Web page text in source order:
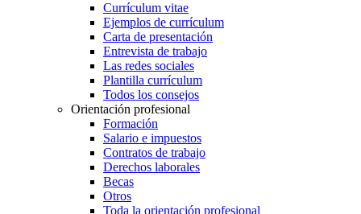
Currículum vitae
Ejemplos de currículum
Carta de presentación
Entrevista de trabajo
Las redes sociales
Plantilla currículum
Todos los consejos
Orientación profesional
Formación
Salario e impuestos
Contratos de trabajo
Derechos laborales
Becas
Otros
Toda la orientación profesional